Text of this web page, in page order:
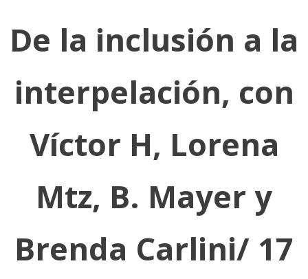
De la inclusión a la
interpelación, con
Víctor H, Lorena
Mtz, B. Mayer y
Brenda Carlini/ 17